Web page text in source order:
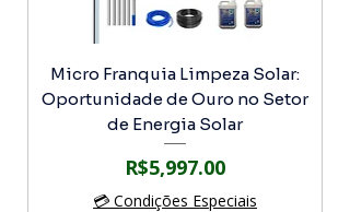
Micro Franquia Limpeza Solar:
Oportunidade de Ouro no Setor
de Energia Solar
Price
R$5,997.00
💳 Condições Especiais